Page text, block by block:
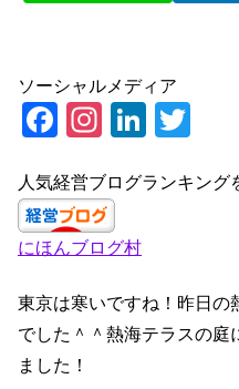
ソーシャルメディア
F
c
e
b
o
o
k
In
a
gr
a
m
Li
k
n
tt
人気経営ブログランキング
にほんブログ村
東京は寒いですね！昨日の
でした＾＾熱海テラスの庭
ました！